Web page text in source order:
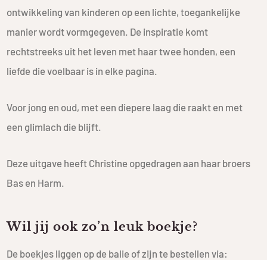
ontwikkeling van kinderen op een lichte, toegankelijke
manier wordt vormgegeven. De inspiratie komt
rechtstreeks uit het leven met haar twee honden, een
liefde die voelbaar is in elke pagina.
Voor jong en oud, met een diepere laag die raakt en met
een glimlach die blijft.
Deze uitgave heeft Christine opgedragen aan haar broers
Bas en Harm.
Wil jij ook zo’n leuk boekje?
De boekjes liggen op de balie of zijn te bestellen via: